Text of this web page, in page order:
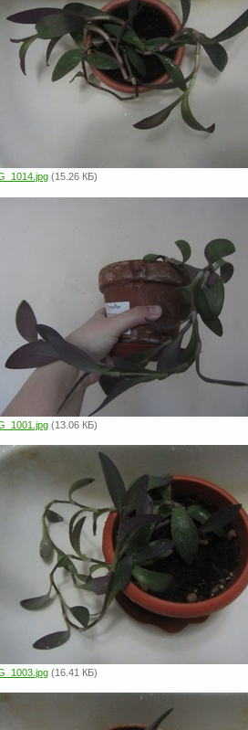
(15.26 КБ)
(13.06 КБ)
(16.41 КБ)